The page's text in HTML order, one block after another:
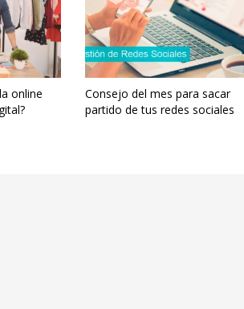
online
Consejo del mes para sacar
partido de tus redes sociales